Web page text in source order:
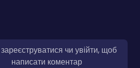
чи увійти, щоб
написати коментар